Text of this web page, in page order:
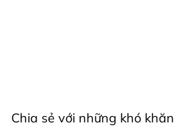
Chia sẻ với những khó